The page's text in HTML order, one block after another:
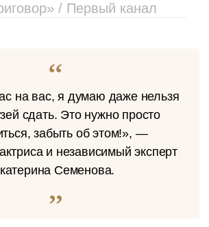
/ Первый канал
на вас, я думаю даже нельзя
сдать. Это нужно просто
забыть об этом!», —
актриса и независимый эксперт
Семенова.